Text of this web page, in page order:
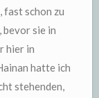
fast schon zu
sie in
hier in
hatte ich
stehenden,